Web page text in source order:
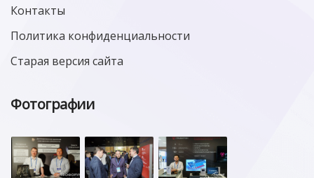
Контакты
Политика конфиденциальности
Старая версия сайта
Фотографии